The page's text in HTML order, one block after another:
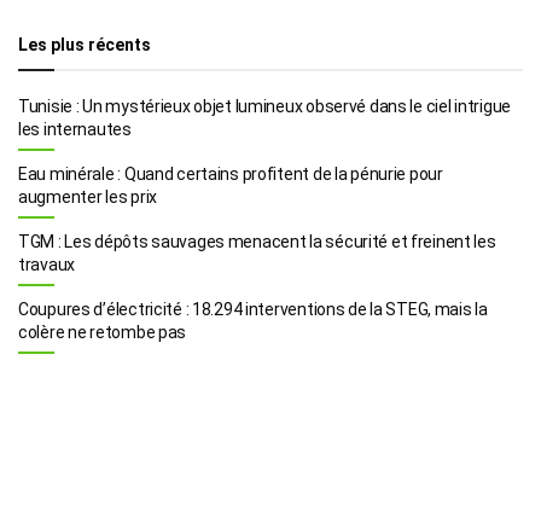
Les plus récents
Tunisie : Un mystérieux objet lumineux observé dans le ciel intrigue
les internautes
Eau minérale : Quand certains profitent de la pénurie pour
augmenter les prix
TGM : Les dépôts sauvages menacent la sécurité et freinent les
travaux
Coupures d’électricité : 18.294 interventions de la STEG, mais la
colère ne retombe pas